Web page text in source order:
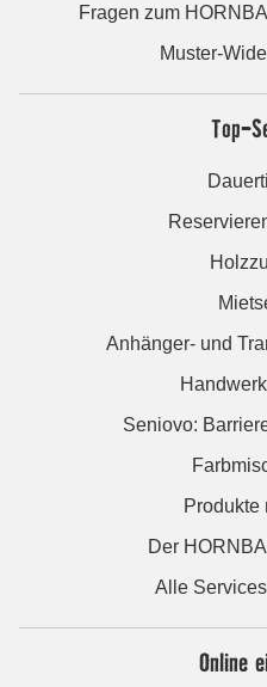
Fragen zum
Muster-
Top-
Anhänger- und
Seniovo:
Produkte
Der
Alle
Online